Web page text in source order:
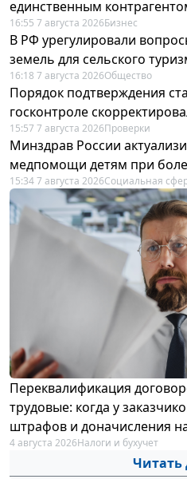
единственным
16:55 7 августа 2026Бизнес
В РФ урегулировали
земель для сельского
16:18 7 августа 2026Общество
Порядок подтверждения
госконтроле
15:57 7 августа 2026Проверки
Минздрав России
медпомощи детям при
15:34 7 августа 2026Социальная
Переквалификация
трудовые: когда у
штрафов и доначисления
4 августа 2026Налоги и бухучет
Читать